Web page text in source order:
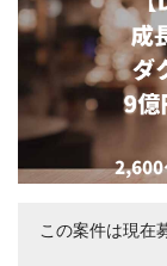
この案件は現在